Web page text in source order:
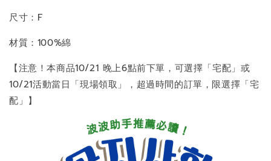
尺寸：F
材質：100%綿
【注意！本商品10/21 晚上6點前下單，可選擇「宅配」或
10/21活動當日「現場領取」，超過時間的訂單，限選擇「宅
配」】